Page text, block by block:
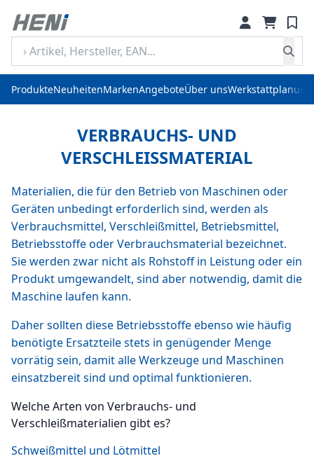
ProdukteNeuheitenMarkenAngeboteÜber unsWerkstattplanung
VERBRAUCHS- UND
VERSCHLEISSMATERIAL
Materialien, die für den Betrieb von Maschinen oder
Geräten unbedingt erforderlich sind, werden als
Verbrauchsmittel, Verschleißmittel, Betriebsmittel,
Betriebsstoffe oder Verbrauchsmaterial bezeichnet.
Sie werden zwar nicht als Rohstoff in Leistung oder ein
Produkt umgewandelt, sind aber notwendig, damit die
Maschine laufen kann.
Daher sollten diese Betriebsstoffe ebenso wie häufig
benötigte Ersatzteile stets in genügender Menge
vorrätig sein, damit alle Werkzeuge und Maschinen
einsatzbereit sind und optimal funktionieren.
Welche Arten von Verbrauchs- und
Verschleißmaterialien gibt es?
Schweißmittel und Lötmittel